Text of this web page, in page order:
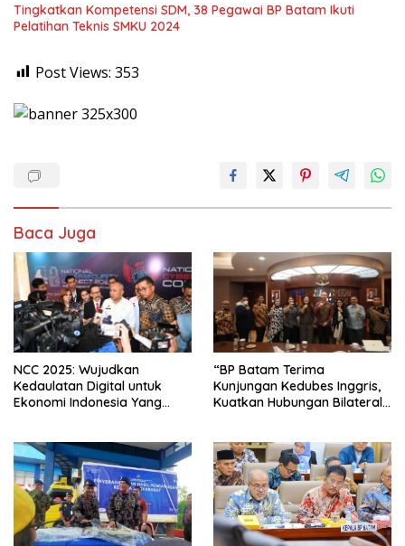
Tingkatkan Kompetensi SDM, 38 Pegawai BP Batam Ikuti
Pelatihan Teknis SMKU 2024
Post Views: 353
Baca Juga
NCC 2025: Wujudkan
Kedaulatan Digital untuk
Ekonomi Indonesia Yang
“BP Batam Terima
Kunjungan Kedubes Inggris,
Kuatkan Hubungan Bilateral